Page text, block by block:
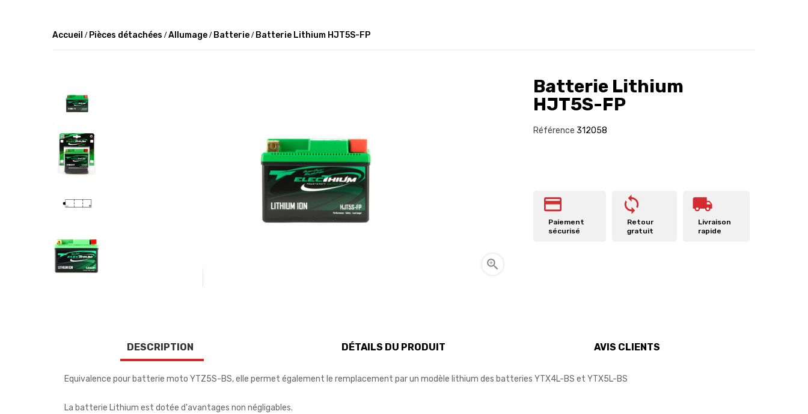
Accueil Pièces détachées Allumage Batterie Batterie Lithium HJT5S-FP

Batterie Lithium
HJT5S-FP
Référence 312058
Paiement
sécurisé
Retour
gratuit
Livraison
rapide
DESCRIPTION DÉTAILS DU PRODUIT AVIS CLIENTS
Equivalence pour batterie moto YTZ5S-BS, elle permet également le remplacement par un modèle lithium des batteries YTX4L-BS et YTX5L-BS
La batterie Lithium est dotée d'avantages non négligables.